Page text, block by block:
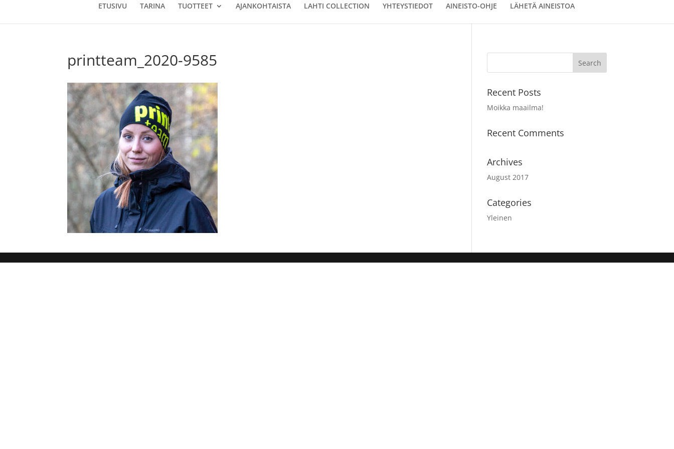
ETUSIVU TARINA TUOTTEET AJANKOHTAISTA LAHTI COLLECTION YHTEYSTIEDOT AINEISTO-OHJE LÄHETÄ AINEISTOA
printteam_2020-9585
Recent Posts
Moikka maailma!
Recent Comments
Archives
August 2017
Categories
Yleinen